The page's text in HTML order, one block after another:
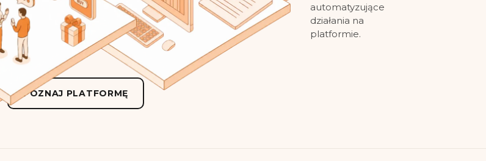
automatyzujące
działania na
platformie.
POZNAJ PLATFORMĘ